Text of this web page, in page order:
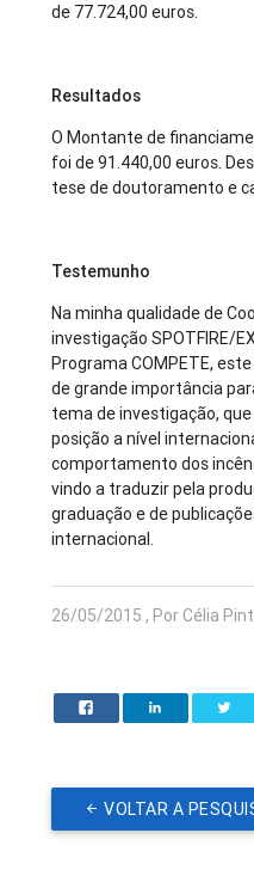
de 77.724,00 euros.
Resultados
O Montante de
foi de 91.440,00 euros.
tese de doutoramento e
Testemunho
Na minha qualidade de
investigação SPOTFIRE/
Programa COMPETE,
de grande importância
tema de investigação,
posição a nível
comportamento dos
vindo a traduzir pela
graduação e de
internacional.
26/05/2015 , Por Célia
VOLTAR A